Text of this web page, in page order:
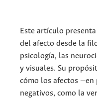
Este artículo
del afecto desde la
psicología, las
y visuales. Su
cómo los afectos
negativos, como la